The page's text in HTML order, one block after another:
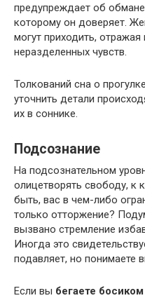
предупреждает об
которому он доверяет.
могут приходить,
неразделенных чувств.
Толкований сна о
уточнить детали
их в соннике.
Подсознание
На подсознательном
олицетворять свободу, к
быть, вас в чем-либо
только отторжение?
вызвано стремление
Иногда это
подавляет, но понимаете
Если вы бегаете